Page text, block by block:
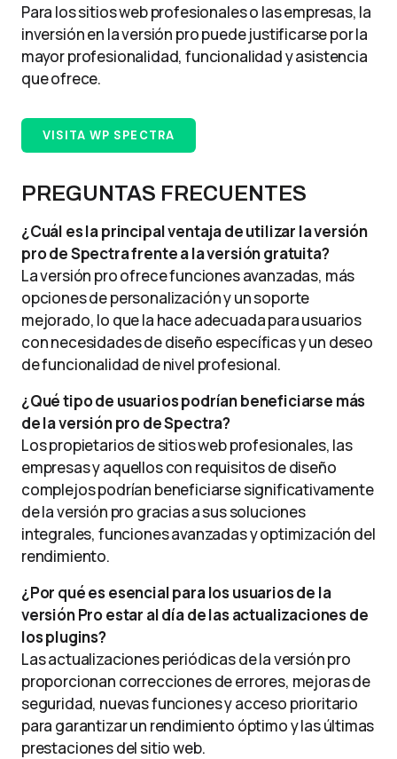
Para los sitios web profesionales o las empresas, la
inversión en la versión pro puede justificarse por la
mayor profesionalidad, funcionalidad y asistencia
que ofrece.
VISITA WP SPECTRA
PREGUNTAS FRECUENTES
¿Cuál es la principal ventaja de utilizar la versión
pro de Spectra frente a la versión gratuita?
La versión pro ofrece funciones avanzadas, más
opciones de personalización y un soporte
mejorado, lo que la hace adecuada para usuarios
con necesidades de diseño específicas y un deseo
de funcionalidad de nivel profesional.
¿Qué tipo de usuarios podrían beneficiarse más
de la versión pro de Spectra?
Los propietarios de sitios web profesionales, las
empresas y aquellos con requisitos de diseño
complejos podrían beneficiarse significativamente
de la versión pro gracias a sus soluciones
integrales, funciones avanzadas y optimización del
rendimiento.
¿Por qué es esencial para los usuarios de la
versión Pro estar al día de las actualizaciones de
los plugins?
Las actualizaciones periódicas de la versión pro
proporcionan correcciones de errores, mejoras de
seguridad, nuevas funciones y acceso prioritario
para garantizar un rendimiento óptimo y las últimas
prestaciones del sitio web.